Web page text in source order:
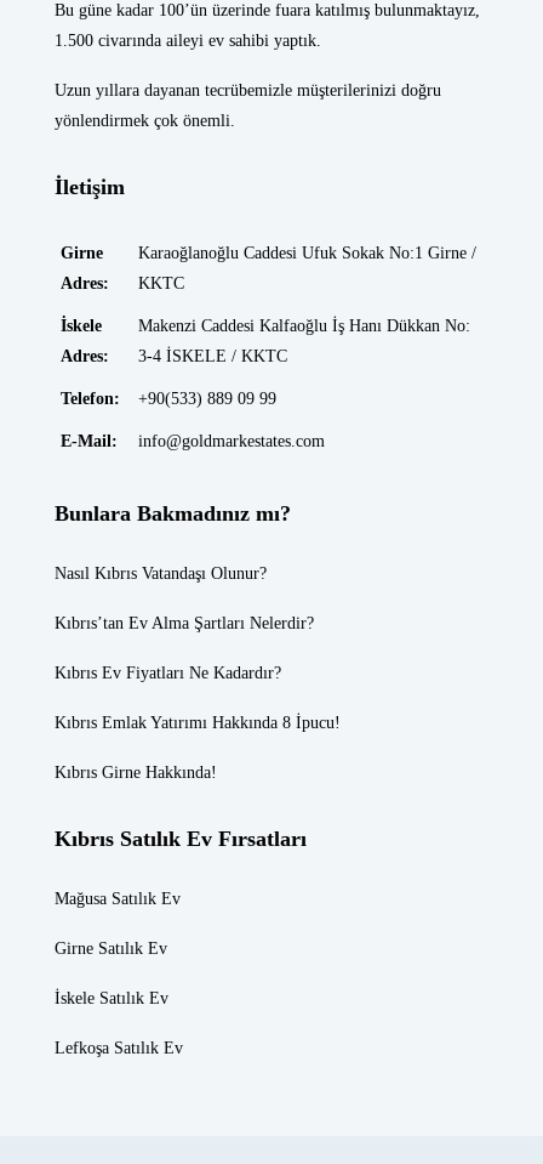
Bu güne kadar 100’ün üzerinde fuara katılmış bulunmaktayız,
1.500 civarında aileyi ev sahibi yaptık.
Uzun yıllara dayanan tecrübemizle müşterilerinizi doğru
yönlendirmek çok önemli.
İletişim
Girne
Adres:
Karaoğlanoğlu Caddesi Ufuk Sokak No:1 Girne /
KKTC
İskele
Adres:
Makenzi Caddesi Kalfaoğlu İş Hanı Dükkan No:
3-4 İSKELE / KKTC
Telefon: +90(533) 889 09 99
E-Mail: info@goldmarkestates.com
Bunlara Bakmadınız mı?
Nasıl Kıbrıs Vatandaşı Olunur?
Kıbrıs’tan Ev Alma Şartları Nelerdir?
Kıbrıs Ev Fiyatları Ne Kadardır?
Kıbrıs Emlak Yatırımı Hakkında 8 İpucu!
Kıbrıs Girne Hakkında!
Kıbrıs Satılık Ev Fırsatları
Mağusa Satılık Ev
Girne Satılık Ev
İskele Satılık Ev
Lefkoşa Satılık Ev